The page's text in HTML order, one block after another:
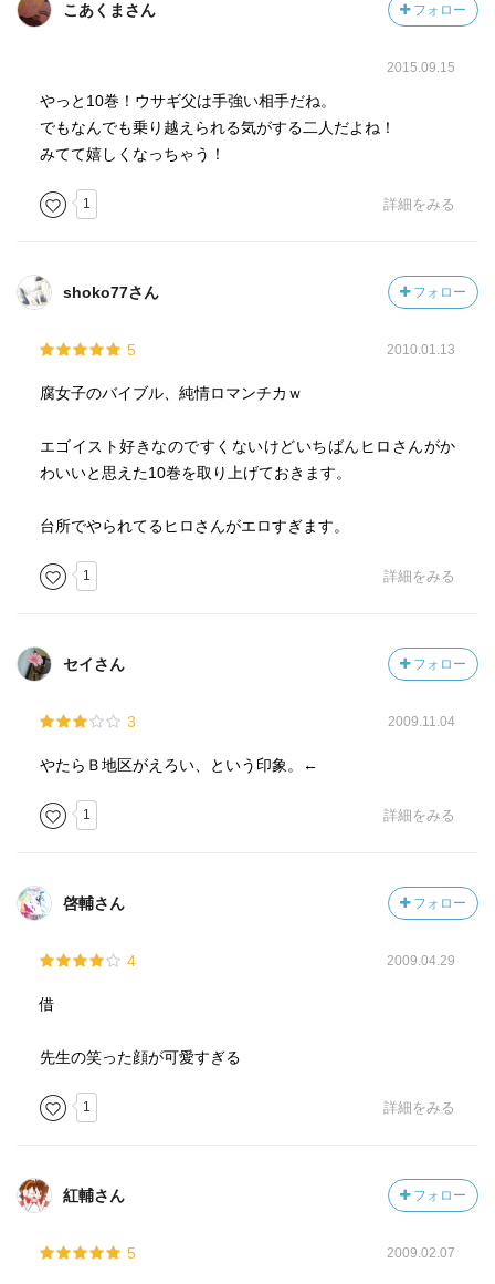
こあくまさん フォロー
2015.09.15
やっと10巻！ウサギ父は手強い相手だね。
でもなんでも乗り越えられる気がする二人だよね！
みてて嬉しくなっちゃう！
1 詳細をみる
shoko77さん フォロー
5 2010.01.13
腐女子のバイブル、純情ロマンチカｗ
エゴイスト好きなのですくないけどいちばんヒロさんがか
わいいと思えた10巻を取り上げておきます。
台所でやられてるヒロさんがエロすぎます。
1 詳細をみる
セイさん フォロー
3 2009.11.04
やたらＢ地区がえろい、という印象。←
1 詳細をみる
啓輔さん フォロー
4 2009.04.29
借
先生の笑った顔が可愛すぎる
1 詳細をみる
紅輔さん フォロー
5 2009.02.07